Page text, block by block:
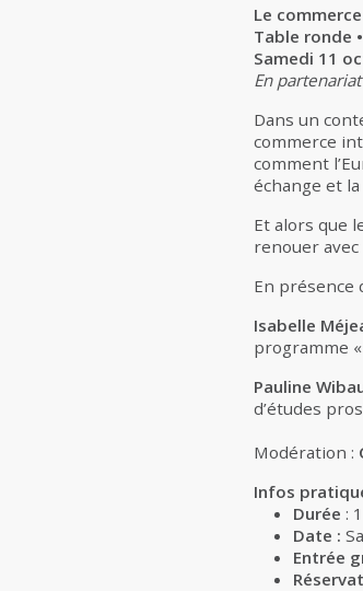
Le
Table ronde
Samedi 11
En
Dans un
commerce
comment
échange et
Et alors que
renouer avec
En présence
Isabelle
programme
Pauline
d’études
Modération :
Infos
Durée :
Date :
Entrée